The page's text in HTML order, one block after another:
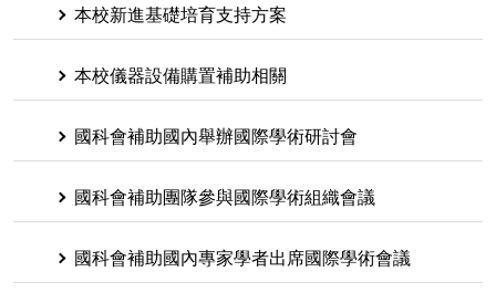
本校新進基礎培育支持方案
本校儀器設備購置補助相關
國科會補助國內舉辦國際學術研討會
國科會補助團隊參與國際學術組織會議
國科會補助國內專家學者出席國際學術會議